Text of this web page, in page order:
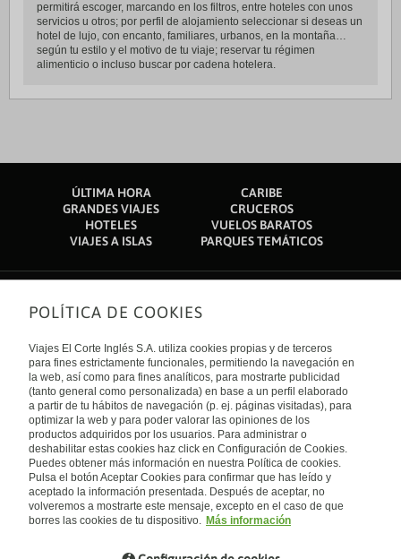
permitirá escoger, marcando en los filtros, entre hoteles con unos
servicios u otros; por perfil de alojamiento seleccionar si deseas un
hotel de lujo, con encanto, familiares, urbanos, en la montaña…
según tu estilo y el motivo de tu viaje; reservar tu régimen
alimenticio o incluso buscar por cadena hotelera.
ÚLTIMA HORA
CARIBE
GRANDES VIAJES
CRUCEROS
HOTELES
VUELOS BARATOS
VIAJES A ISLAS
PARQUES TEMÁTICOS
Sobre nosotros
Quiénes somos
Financiación
Sostenibilidad
Turismo accesible
Tarjeta El Corte Inglés
Trabaja con nosotros
El Corte Inglés
Canal Ético
Enlaces de interés
Guías de viaje
Catálogos
Auto check-in
Condiciones Generales
Política de privacidad
Política de cookies
Accesibilidad
Empresas/ Grupos
Internacional
España
Visita nuestro blog
Blog de Viajes el Corte inglés
POLÍTICA DE COOKIES
Viajes El Corte Inglés S.A. utiliza cookies propias y de terceros
para fines estrictamente funcionales, permitiendo la navegación en
la web, así como para fines analíticos, para mostrarte publicidad
(tanto general como personalizada) en base a un perfil elaborado
a partir de tu hábitos de navegación (p. ej. páginas visitadas), para
optimizar la web y para poder valorar las opiniones de los
productos adquiridos por los usuarios. Para administrar o
deshabilitar estas cookies haz click en Configuración de Cookies.
Puedes obtener más información en nuestra Política de cookies.
Pulsa el botón Aceptar Cookies para confirmar que has leído y
aceptado la información presentada. Después de aceptar, no
volveremos a mostrarte este mensaje, excepto en el caso de que
borres las cookies de tu dispositivo. Más información